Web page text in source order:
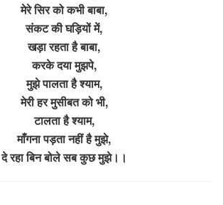
मेरे सिर को कभी बाबा,
संकट की घड़ियों में,
खड़ा रहता है बाबा,
करके दया मुझपे,
मुझे पालता है श्याम,
मेरी हर मुसीबत को भी,
टालता है श्याम,
माँगना पड़ता नहीं है मुझे,
दे रहा बिन बोले सब कुछ मुझे।।